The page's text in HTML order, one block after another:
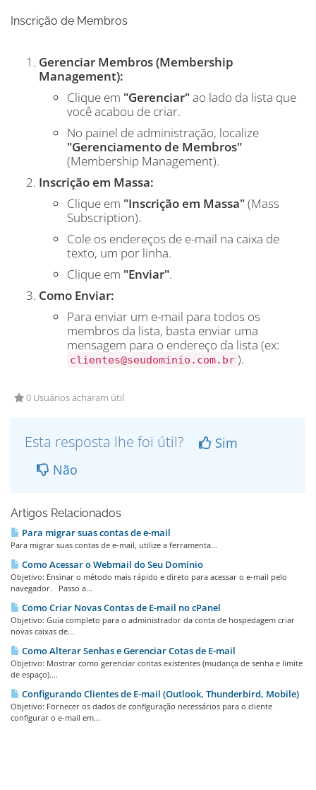
Inscrição de Membros
Gerenciar Membros (Membership
Management):
Clique em "Gerenciar"ao lado da lista que
você acabou de criar.
No painel de administração, localize
"Gerenciamento de Membros"
(Membership Management).
Inscrição em Massa:
Clique em "Inscrição em Massa"(Mass
Subscription).
Cole os endereços de e-mail na caixa de
texto, um por linha.
Clique em "Enviar".
Como Enviar:
Para enviar um e-mail para todos os
membros da lista, basta enviar uma
mensagem para o endereço da lista (ex:
clientes@seudominio.com.br ).
0 Usuários acharam útil
Esta resposta lhe foi útil?
Sim
Não
Artigos Relacionados
Para migrar suas contas de e-mail
Para migrar suas contas de e-mail, utilize a ferramenta...
Como Acessar o Webmail do Seu Domínio
Objetivo: Ensinar o método mais rápido e direto para acessar o e-mail pelo
navegador. Passo a...
Como Criar Novas Contas de E-mail no cPanel
Objetivo: Guia completo para o administrador da conta de hospedagem criar
novas caixas de...
Como Alterar Senhas e Gerenciar Cotas de E-mail
Objetivo: Mostrar como gerenciar contas existentes (mudança de senha e limite
de espaço)....
Configurando Clientes de E-mail (Outlook, Thunderbird, Mobile)
Objetivo: Fornecer os dados de configuração necessários para o cliente
configurar o e-mail em...